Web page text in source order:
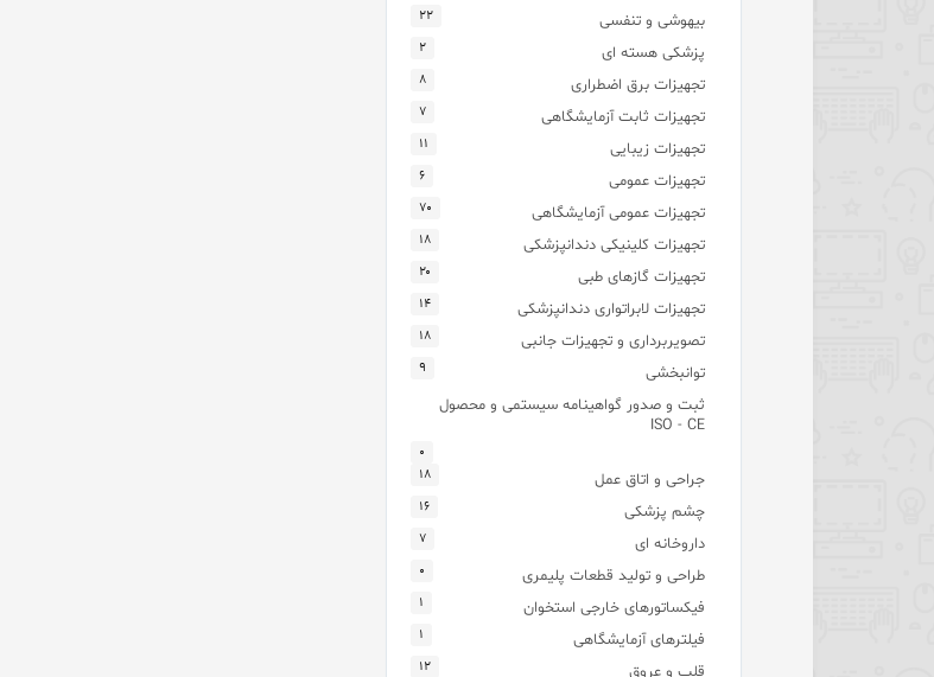
بیهوشی و تنفسی ۲۲
پزشکی هسته ای ۲
تجهیزات برق اضطراری ۸
تجهیزات ثابت آزمایشگاهی ۷
تجهیزات زیبایی ۱۱
تجهیزات عمومی ۶
تجهیزات عمومی آزمایشگاهی ۷۰
تجهیزات کلینیکی دندانپزشکی ۱۸
تجهیزات گازهای طبی ۲۰
تجهیزات لابراتواری دندانپزشکی ۱۴
تصویربرداری و تجهیزات جانبی ۱۸
توانبخشی ۹
ثبت و صدور گواهینامه سیستمی و محصول
ISO - CE
۰
جراحی و اتاق عمل ۱۸
چشم پزشکی ۱۶
داروخانه ای ۷
طراحی و تولید قطعات پلیمری ۰
فیکساتورهای خارجی استخوان ۱
فیلترهای آزمایشگاهی ۱
قلب و عروق ۱۲